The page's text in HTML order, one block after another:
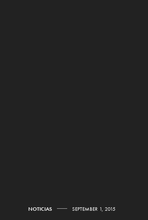
NOTICIAS SEPTEMBER 1, 2015